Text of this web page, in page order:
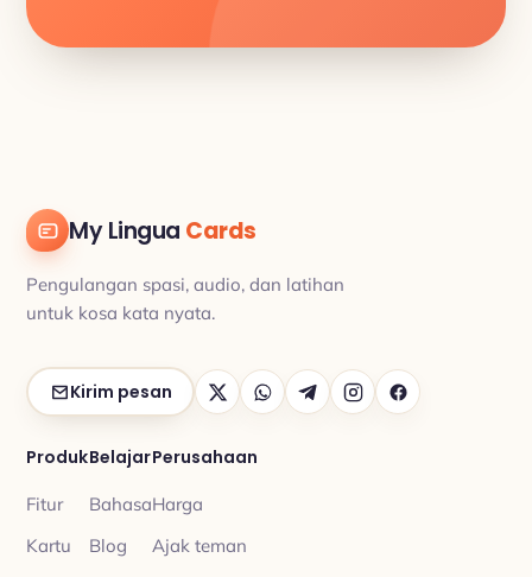
My Lingua Cards
Pengulangan spasi, audio, dan latihan
untuk kosa kata nyata.
Kirim pesan
Produk
Fitur
Kartu
Belajar
Bahasa
Blog
Perusahaan
Harga
Ajak teman